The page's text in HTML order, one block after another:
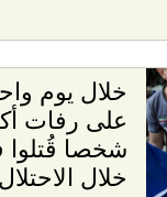
خلال يوم
شخصا
خلال